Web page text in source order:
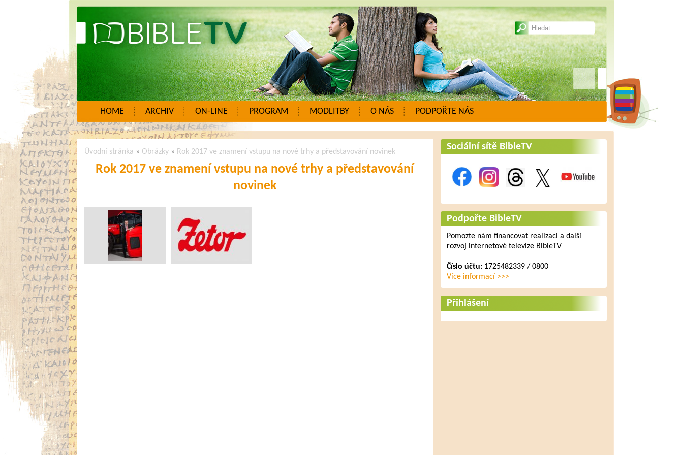
HOME ARCHIV ON-LINE PROGRAM MODLITBY O NÁS PODPOŘTE NÁS
Úvodní stránka » Obrázky» Rok 2017 ve znamení vstupu na nové trhy a představování novinek
Rok 2017 ve znamení vstupu na nové trhy a představování
novinek
Sociální sítě BibleTV
Podpořte BibleTV
Pomozte nám financovat realizaci a další
rozvoj internetové televize BibleTV
Číslo účtu:1725482339 / 0800
Více informací >>>
Přihlášení